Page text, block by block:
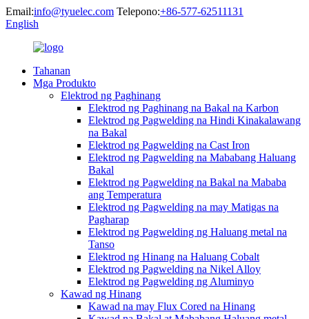
Email:info@tyuelec.com Telepono:+86-577-62511131
English
Tahanan
Mga Produkto
Elektrod ng Paghinang
Elektrod ng Paghinang na Bakal na Karbon
Elektrod ng Pagwelding na Hindi Kinakalawang
na Bakal
Elektrod ng Pagwelding na Cast Iron
Elektrod ng Pagwelding na Mababang Haluang
Bakal
Elektrod ng Pagwelding na Bakal na Mababa
ang Temperatura
Elektrod ng Pagwelding na may Matigas na
Pagharap
Elektrod ng Pagwelding ng Haluang metal na
Tanso
Elektrod ng Hinang na Haluang Cobalt
Elektrod ng Pagwelding na Nikel Alloy
Elektrod ng Pagwelding ng Aluminyo
Kawad ng Hinang
Kawad na may Flux Cored na Hinang